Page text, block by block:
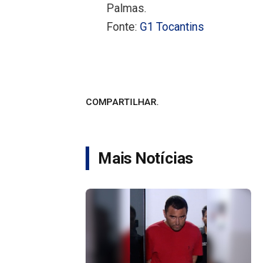
Palmas.
Fonte:G1 Tocantins
COMPARTILHAR.
Mais Notícias